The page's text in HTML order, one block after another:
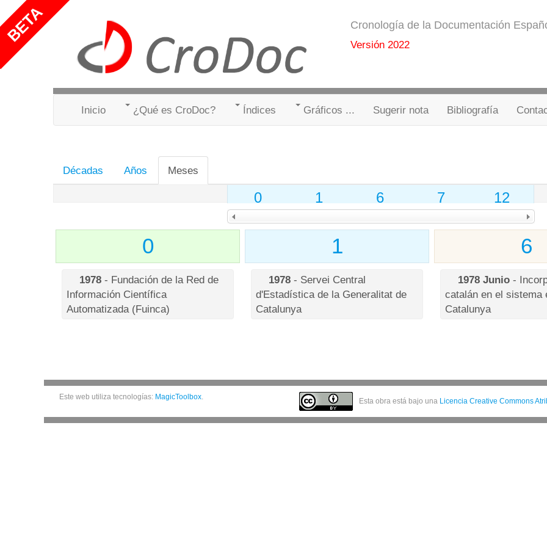
Cronología de la Documentación
Versión 2022
Inicio ¿Qué es CroDoc? Índices Gráficos ... Sugerir nota Bibliografía
Décadas Años Meses
0 1 6 7 12
0
1978 - Fundación de la Red de
Información Científica
Automatizada (Fuinca)
1
1978 - Servei Central
d'Estadística de la Generalitat de
Catalunya
6
1978 Junio -
catalán en el sistema
Catalunya
Este web utiliza tecnologías: MagicToolbox. Esta obra está bajo una Licencia Creative Commons